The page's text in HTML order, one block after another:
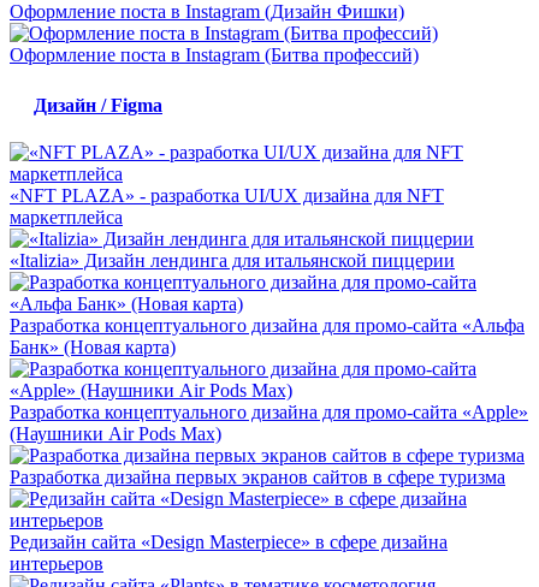
Оформление поста в Instagram (Дизайн Фишки)
Оформление поста в Instagram (Битва профессий)
Дизайн / Figma
«NFT PLAZA» - разработка UI/UX дизайна для NFT
маркетплейса
«Italizia» Дизайн лендинга для итальянской пиццерии
Разработка концептуального дизайна для промо-сайта «Альфа
Банк» (Новая карта)
Разработка концептуального дизайна для промо-сайта «Apple»
(Наушники Air Pods Max)
Разработка дизайна первых экранов сайтов в сфере туризма
Редизайн сайта «Design Masterpiece» в сфере дизайна
интерьеров